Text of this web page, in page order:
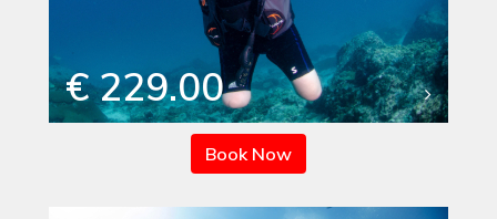
€ 229.00
Book Now